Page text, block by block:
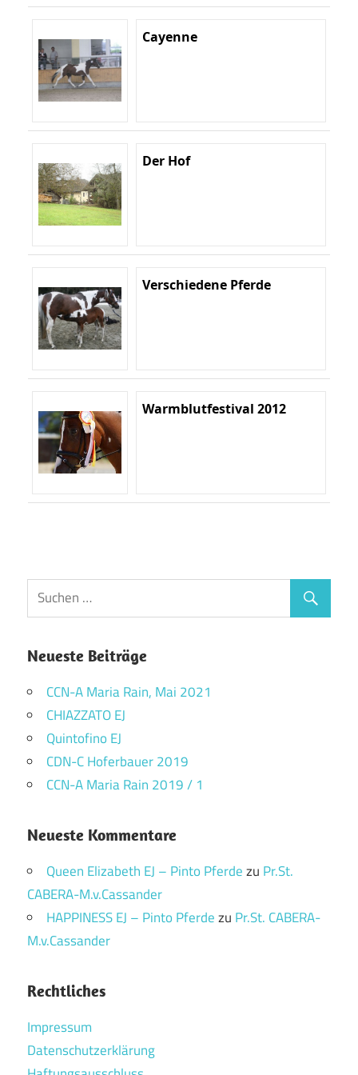
Cayenne
Der Hof
Verschiedene Pferde
Warmblutfestival 2012
Neueste Beiträge
CCN-A Maria Rain, Mai 2021
CHIAZZATO EJ
Quintofino EJ
CDN-C Hoferbauer 2019
CCN-A Maria Rain 2019 / 1
Neueste Kommentare
Queen Elizabeth EJ – Pinto Pferdezu Pr.St.
CABERA-M.v.Cassander
HAPPINESS EJ – Pinto Pferdezu Pr.St. CABERA-
M.v.Cassander
Rechtliches
Impressum
Datenschutzerklärung